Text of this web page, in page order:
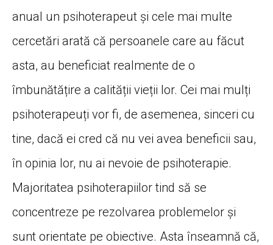
anual un psihoterapeut și cele mai multe
cercetări arată că persoanele care au făcut
asta, au beneficiat realmente de o
îmbunătățire a calității vieții lor. Cei mai mulți
psihoterapeuți vor fi, de asemenea, sinceri cu
tine, dacă ei cred că nu vei avea beneficii sau,
în opinia lor, nu ai nevoie de psihoterapie.
Majoritatea psihoterapiilor tind să se
concentreze pe rezolvarea problemelor și
sunt orientate pe obiective. Asta înseamnă că,